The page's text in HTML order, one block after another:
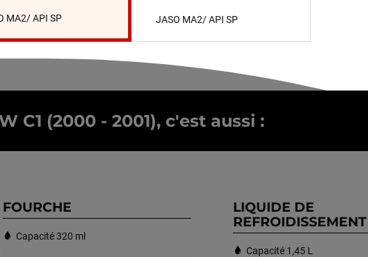
MA2/ API SP JASO MA2/ API SP
C1 (2000 - 2001), c'est aussi :
FOURCHE
Capacité 320 ml
LIQUIDE DE
REFROIDISSEMENT
Capacité 1,45 L